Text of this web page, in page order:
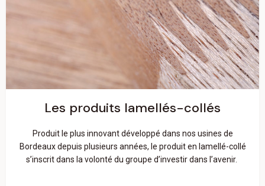
Les produits lamellés-collés
Produit le plus innovant développé dans nos usines de
Bordeaux depuis plusieurs années, le produit en lamellé-collé
s’inscrit dans la volonté du groupe d’investir dans l’avenir.
Les produits lamellés-collés
En savoir plus